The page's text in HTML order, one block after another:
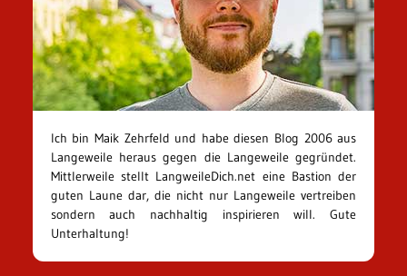
Ich bin Maik Zehrfeld und habe diesen Blog 2006 aus
Langeweile heraus gegen die Langeweile gegründet.
Mittlerweile stellt LangweileDich.net eine Bastion der
guten Laune dar, die nicht nur Langeweile vertreiben
sondern auch nachhaltig inspirieren will. Gute
Unterhaltung!